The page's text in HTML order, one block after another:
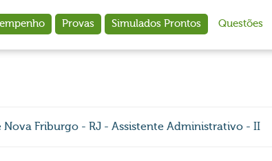
Provas Simulados Prontos Questões
Nova Friburgo - RJ - Assistente Administrativo - II